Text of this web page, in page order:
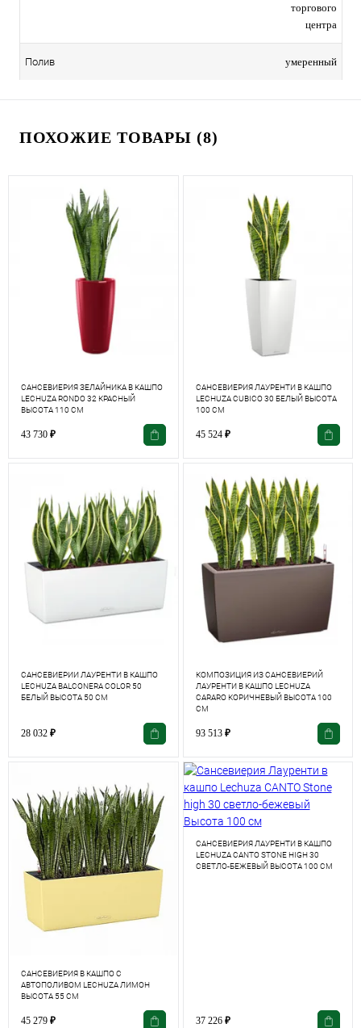
торгового
центра
Полив умеренный
ПОХОЖИЕ ТОВАРЫ (8)
САНСЕВИЕРИЯ ЗЕЛАЙНИКА В КАШПО
LECHUZA RONDO 32 КРАСНЫЙ
ВЫСОТА 110 СМ
43 730 ₽
САНСЕВИЕРИЯ ЛАУРЕНТИ В КАШПО
LECHUZA CUBICO 30 БЕЛЫЙ ВЫСОТА
100 СМ
45 524 ₽
САНСЕВИЕРИИ ЛАУРЕНТИ В КАШПО
LECHUZA BALCONERA COLOR 50
БЕЛЫЙ ВЫСОТА 50 СМ
28 032 ₽
КОМПОЗИЦИЯ ИЗ САНСЕВИЕРИЙ
ЛАУРЕНТИ В КАШПО LECHUZA
CARARO КОРИЧНЕВЫЙ ВЫСОТА 100
СМ
93 513 ₽
САНСЕВИЕРИЯ В КАШПО С
АВТОПОЛИВОМ LECHUZA ЛИМОН
ВЫСОТА 55 СМ
45 279 ₽
САНСЕВИЕРИЯ ЛАУРЕНТИ В КАШПО
LECHUZA CANTO STONE HIGH 30
СВЕТЛО-БЕЖЕВЫЙ ВЫСОТА 100 СМ
37 226 ₽